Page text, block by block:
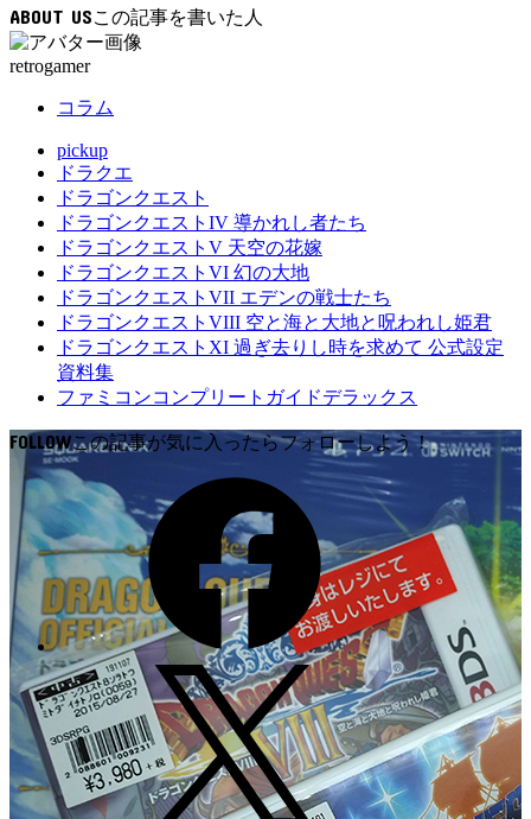
み
中…
ABOUT US
retrogamer
コラム
pickup
ドラクエ
ドラゴンクエスト
ドラゴンクエストIV 導かれし者たち
ドラゴンクエストV 天空の花嫁
ドラゴンクエストVI 幻の大地
ドラゴンクエストVII エデンの戦士たち
ドラゴンクエストVIII 空と海と大地と呪われし姫君
ドラゴンクエストXI 過ぎ去りし時を求めて 公式設定
資料集
ファミコンコンプリートガイドデラックス
FOLLOW